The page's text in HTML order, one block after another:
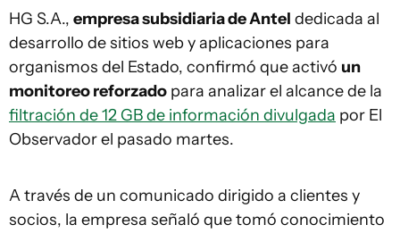
HG S.A., empresa subsidiaria de Antel dedicada al
desarrollo de sitios web y aplicaciones para
organismos del Estado, confirmó que activó un
monitoreo reforzado para analizar el alcance de la
filtración de 12 GB de información divulgada por El
Observador el pasado martes.
A través de un comunicado dirigido a clientes y
socios, la empresa señaló que tomó conocimiento